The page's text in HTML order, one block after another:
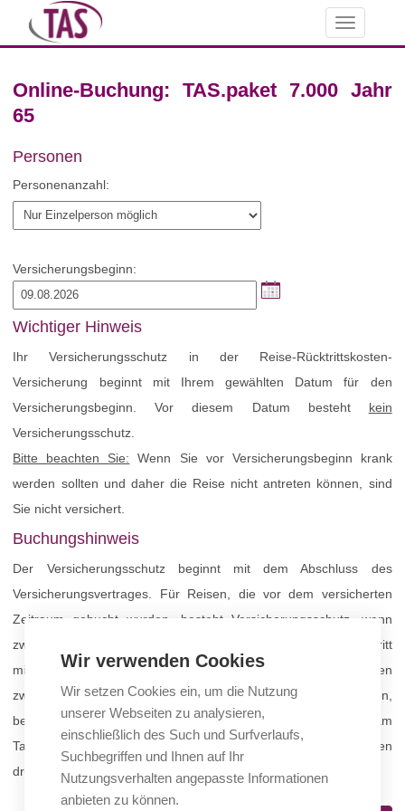
Toggle
navigation
Online-Buchung: TAS.paket 7.000 Jahr
65
Personen
Personenanzahl:
Versicherungsbeginn:
Wichtiger Hinweis
Ihr Versicherungsschutz in der Reise-Rücktrittskosten-
Versicherung beginnt mit Ihrem gewählten Datum für den
Versicherungsbeginn. Vor diesem Datum besteht kein
Versicherungsschutz.
Bitte beachten Sie: Wenn Sie vor Versicherungsbeginn krank
werden sollten und daher die Reise nicht antreten können, sind
Sie nicht versichert.
Buchungshinweis
Der Versicherungsschutz beginnt mit dem Abschluss des
Versicherungsvertrages. Für Reisen, die vor dem versicherten
Zeitraum gebucht wurden, besteht Versicherungsschutz, wenn
zwischen Vertragsbeginn und planmäßigem Reiseantritt
mindestens 30 Tage liegen. Für Reisebuchungen, bei denen
zwischen Buchung und Reisebeginn weniger als 30 Tage liegen,
besteht Versicherungsschutz, wenn der Versicherungsvertrag am
Tag der Reisebuchung oder spätestens innerhalb der nächsten
drei Werktage beginnt.
Wir verwenden Cookies
Wir setzen Cookies ein, um die Nutzung
unserer Webseiten zu analysieren,
einschließlich des Such und Surfverlaufs,
Suchbegriffen und Ihnen auf Ihr
Nutzungsverhalten angepasste Informationen
anbieten zu können.